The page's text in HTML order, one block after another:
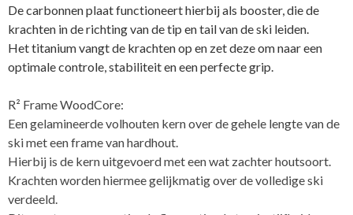
De carbonnen plaat functioneert hierbij als booster, die de
krachten in de richting van de tip en tail van de ski leiden.
Het titanium vangt de krachten op en zet deze om naar een
optimale controle, stabiliteit en een perfecte grip.
R² Frame WoodCore:
Een gelamineerde volhouten kern over de gehele lengte van de
ski met een frame van hardhout.
Hierbij is de kern uitgevoerd met een wat zachter houtsoort.
Krachten worden hiermee gelijkmatig over de volledige ski
verdeeld.